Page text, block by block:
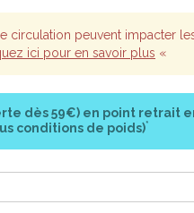
circulation peuvent impacter
ici pour en savoir plus «
dès 59€) en point retrait
conditions de poids)*